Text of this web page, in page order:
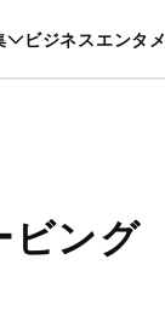
ビジネスエンタメ
ア 美容 グルメ
ビング